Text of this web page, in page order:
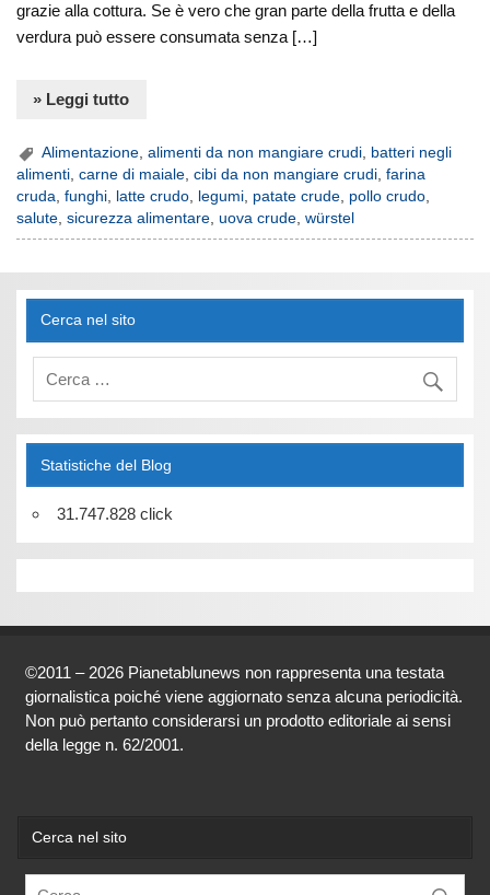
grazie alla cottura. Se è vero che gran parte della frutta e della
verdura può essere consumata senza […]
» Leggi tutto
Alimentazione,alimenti da non mangiare crudi, batteri negli
alimenti,carne di maiale,cibi da non mangiare crudi,farina
cruda,funghi, latte crudo, legumi, patate crude, pollo crudo,
salute,sicurezza alimentare,uova crude,würstel
Cerca nel sito
Statistiche del Blog
31.747.828 click
©2011 – 2026 Pianetablunews non rappresenta una testata
giornalistica poiché viene aggiornato senza alcuna periodicità.
Non può pertanto considerarsi un prodotto editoriale ai sensi
della legge n. 62/2001.
Cerca nel sito